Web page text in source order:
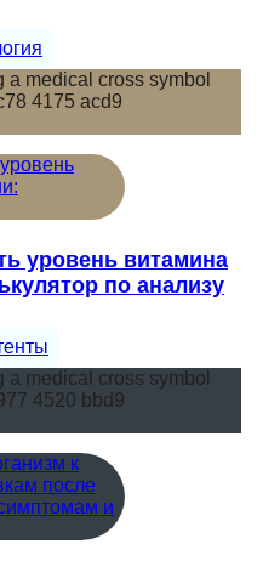
уровень витамина
по анализу